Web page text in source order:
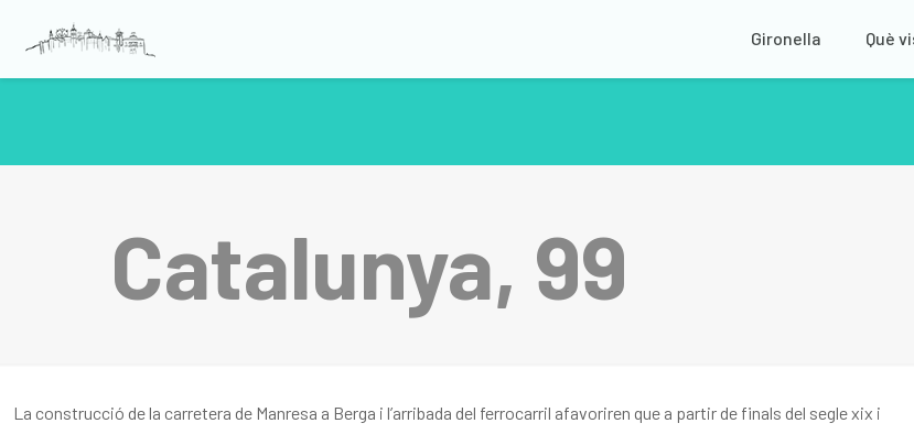
Gironella Què
Catalunya, 99
La construcció de la carretera de Manresa a Berga i l’arribada del ferrocarril afavoriren que a partir de finals del seglexix i